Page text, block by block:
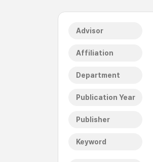
Advisor
Affiliation
Department
Publication Year
Publisher
Keyword